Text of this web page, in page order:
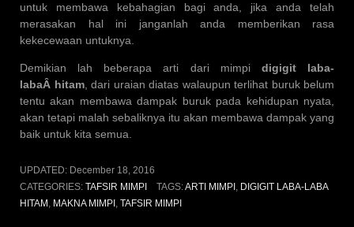
untuk membawa kebahagian bagi anda, jika anda telah
merasakan hal ini janganlah anda memberikan rasa
kekecewaan untuknya.
Demikian lah beberapa arti dari mimpi digigit laba-
labaÂ hitam, dari uraian diatas walaupun terlihat buruk belum
tentu akan membawa dampak buruk pada kehidupan nyata,
akan tetapi malah sebaliknya itu akan membawa dampak yang
baik untuk kita semua.
UPDATED: December 18, 2016
CATEGORIES: TAFSIR MIMPI TAGS:ARTI MIMPI , DIGIGIT LABA-LABA
HITAM , MAKNA MIMPI , TAFSIR MIMPI